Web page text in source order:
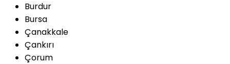
Burdur
Bursa
Çanakkale
Çankırı
Çorum